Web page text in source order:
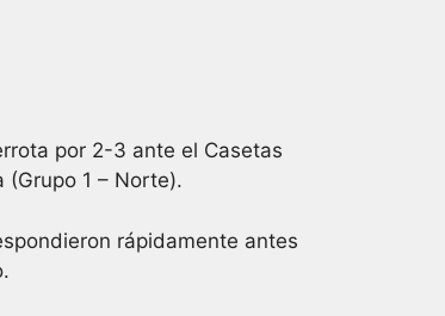
por 2-3 ante el Casetas
(Grupo 1 – Norte).
rápidamente antes